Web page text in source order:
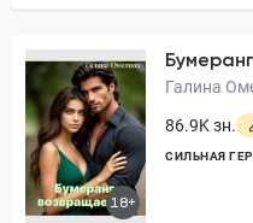
18+
Галина
86.9K зн.
СИЛЬНАЯ